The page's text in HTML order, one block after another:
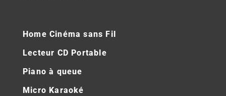
Home Cinéma sans Fil
Lecteur CD Portable
Piano à queue
Micro Karaoké